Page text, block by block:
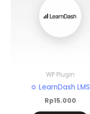
WP Plugin
≎ LearnDash LMS
Rp15.000